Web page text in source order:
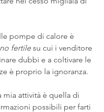
pompe di calore è
fertile su cui i venditore
dubbi e a coltivare le
è proprio la ignoranza.
mia attività è quella di
possibili per farti